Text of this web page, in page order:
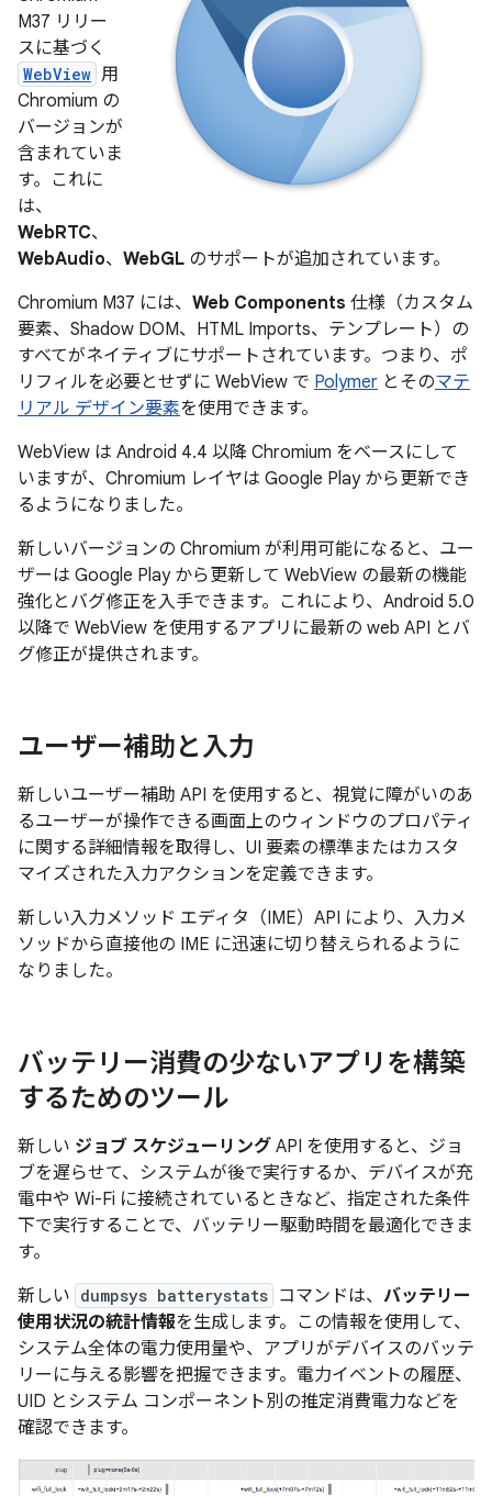
M37 リリー
スに基づく
WebView 用
Chromium の
バージョンが
含まれていま
す。これに
は、
WebRTC、
WebAudio、 WebGL のサポートが追加されています。
Chromium M37 には、 Web Components 仕様（カスタム
要素、Shadow DOM、HTML Imports、テンプレート）の
すべてがネイティブにサポートされています。つまり、ポ
リフィルを必要とせずに WebView で Polymer とそのマテ
リアル デザイン要素を使用できます。
WebView は Android 4.4 以降 Chromium をベースにして
いますが、Chromium レイヤは Google Play から更新でき
るようになりました。
新しいバージョンの Chromium が利用可能になると、ユー
ザーは Google Play から更新して WebView の最新の機能
強化とバグ修正を入手できます。これにより、Android 5.0
以降で WebView を使用するアプリに最新の web API とバ
グ修正が提供されます。
ユーザー補助と入力
新しいユーザー補助 API を使用すると、視覚に障がいのあ
るユーザーが操作できる画面上のウィンドウのプロパティ
に関する詳細情報を取得し、UI 要素の標準またはカスタ
マイズされた入力アクションを定義できます。
新しい入力メソッド エディタ（IME）API により、入力メ
ソッドから直接他の IME に迅速に切り替えられるように
なりました。
バッテリー消費の少ないアプリを構築
するためのツール
新しい ジョブ スケジューリング API を使用すると、ジョ
ブを遅らせて、システムが後で実行するか、デバイスが充
電中や Wi-Fi に接続されているときなど、指定された条件
下で実行することで、バッテリー駆動時間を最適化できま
す。
新しい dumpsys batterystats コマンドは、 バッテリー
使用状況の統計情報を生成します。この情報を使用して、
システム全体の電力使用量や、アプリがデバイスのバッテ
リーに与える影響を把握できます。電力イベントの履歴、
UID とシステム コンポーネント別の推定消費電力などを
確認できます。